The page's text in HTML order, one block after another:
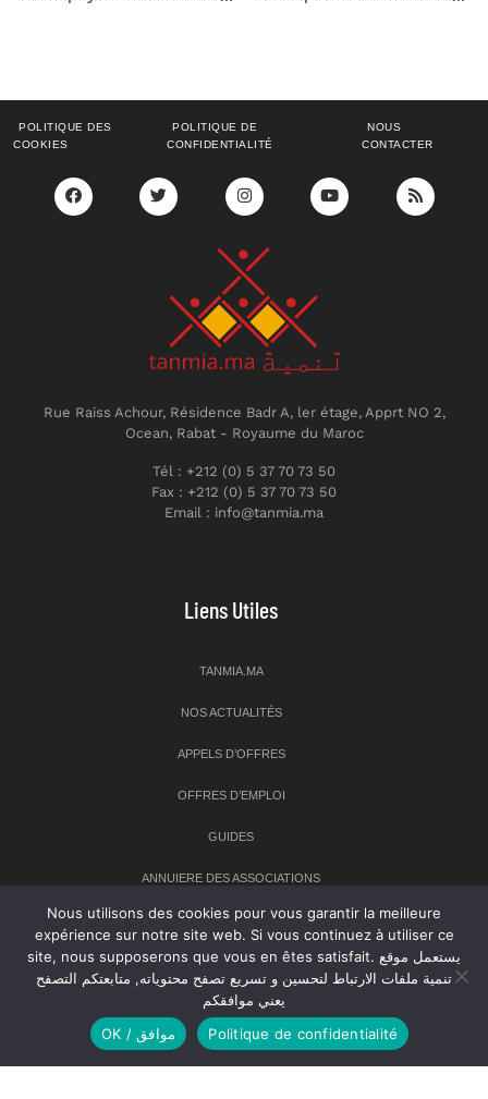
POLITIQUE DES
COOKIES
POLITIQUE DE
CONFIDENTIALITÉ
NOUS
CONTACTER
Rue Raiss Achour, Résidence Badr A, ler étage, Apprt NO 2,
Ocean, Rabat - Royaume du Maroc
Tél : +212 (0) 5 37 70 73 50
Fax : +212 (0) 5 37 70 73 50
Email : info@tanmia.ma
Liens Utiles
TANMIA.MA
NOS ACTUALITÉS
APPELS D’OFFRES
OFFRES D’EMPLOI
GUIDES
ANNUIERE DES ASSOCIATIONS
Newsletter
Inscrivez-vous à notre newsletter pour recevoir les dernières
nouvelles sur TANMIA
Nous utilisons des cookies pour vous garantir la meilleure
expérience sur notre site web. Si vous continuez à utiliser ce
site, nous supposerons que vous en êtes satisfait. يستعمل موقع
تنمية ملفات الارتباط لتحسين و تسريع تصفح محتوياته, متابعتكم التصفح
يعني موافقكم
OK / موافق
Politique de confidentialité